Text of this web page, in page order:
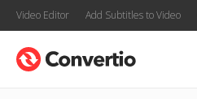
Video Editor Add Subtitles to Video